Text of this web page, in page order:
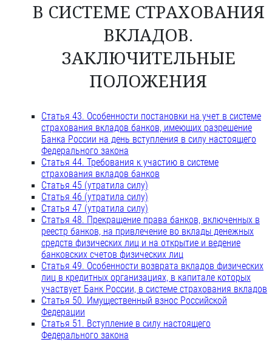
В СИСТЕМЕ СТРАХОВАНИЯ
ВКЛАДОВ.
ЗАКЛЮЧИТЕЛЬНЫЕ
ПОЛОЖЕНИЯ
Статья 43. Особенности постановки на учет в системе
страхования вкладов банков, имеющих разрешение
Банка России на день вступления в силу настоящего
Федерального закона
Статья 44. Требования к участию в системе
страхования вкладов банков
Статья 45 (утратила силу)
Статья 46 (утратила силу)
Статья 47 (утратила силу)
Статья 48. Прекращение права банков, включенных в
реестр банков, на привлечение во вклады денежных
средств физических лиц и на открытие и ведение
банковских счетов физических лиц
Статья 49. Особенности возврата вкладов физических
лиц в кредитных организациях, в капитале которых
участвует Банк России, в системе страхования вкладов
Статья 50. Имущественный взнос Российской
Федерации
Статья 51. Вступление в силу настоящего
Федерального закона